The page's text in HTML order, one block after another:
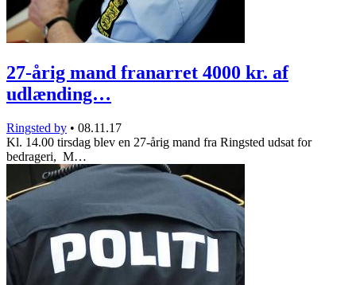
27-årig mand franarret 4000 kr. af
udlænding…
Ringsted by • 08.11.17
Kl. 14.00 tirsdag blev en 27-årig mand fra Ringsted udsat for
bedrageri, M…